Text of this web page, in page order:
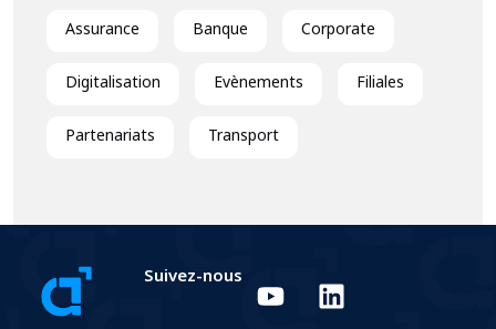
Assurance Banque Corporate
Digitalisation Evènements Filiales
Partenariats Transport
Suivez-nous